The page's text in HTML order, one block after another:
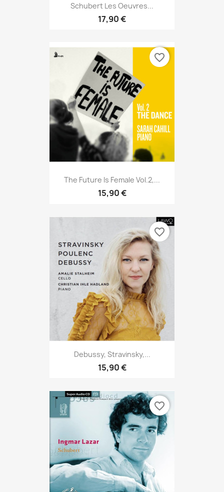
Schubert Les Oeuvres...
17,90 €
The Future Is Female Vol.2,...
15,90 €
favorite_border
Debussy, Stravinsky,...
15,90 €
favorite_border
favorite_border